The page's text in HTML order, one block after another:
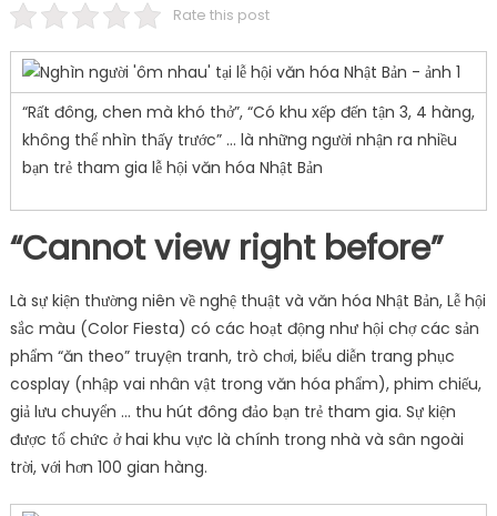
Rate this post
“Rất đông, chen mà khó thở”, “Có khu xếp đến tận 3, 4 hàng,
không thể nhìn thấy trước” … là những người nhận ra nhiều
bạn trẻ tham gia lễ hội văn hóa Nhật Bản
“Cannot view right before”
Là sự kiện thường niên về nghệ thuật và văn hóa Nhật Bản, Lễ hội
sắc màu (Color Fiesta) có các hoạt động như hội chợ các sản
phẩm “ăn theo” truyện tranh, trò chơi, biểu diễn trang phục
cosplay (nhập vai nhân vật trong văn hóa phẩm), phim chiếu,
giả lưu chuyển … thu hút đông đảo bạn trẻ tham gia. Sự kiện
được tổ chức ở hai khu vực là chính trong nhà và sân ngoài
trời, với hơn 100 gian hàng.